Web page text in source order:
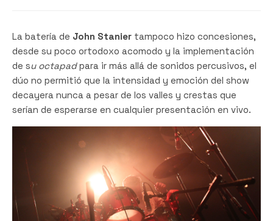
La batería de John Stanier tampoco hizo concesiones,
desde su poco ortodoxo acomodo y la implementación
de su octapadpara ir más allá de sonidos percusivos, el
dúo no permitió que la intensidad y emoción del show
decayera nunca a pesar de los valles y crestas que
serían de esperarse en cualquier presentación en vivo.